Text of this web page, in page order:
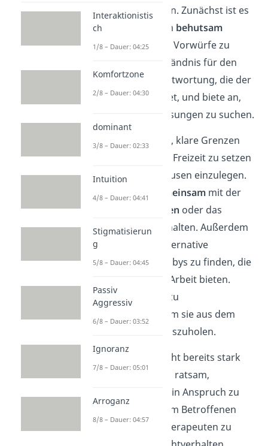
Unterstützung bieten. Zunächst ist es
wichtig, das Problem behutsam
anzusprechen, ohne Vorwürfe zu
machen. Zeige Verständnis für den
Druck und die Verantwortung, die der
Betroffene empfindet, und biete an,
gemeinsam nach Lösungen zu suchen.
Ermutige die Person, klare Grenzen
zwischen Arbeit und Freizeit zu setzen
und regelmäßige Pausen einzulegen.
Du kannst auch
gemeinsammit der
Person
Pause machen oder das
Arbeitshandy ausschalten. Außerdem
kannst du helfen, alternative
Aktivitäten oder Hobbys zu finden, die
einen Ausgleich zur Arbeit bieten.
Begleite die Person zu
Freizeitaktivitäten, um sie aus dem
Arbeitsumfeld herauszuholen.
Wenn die Arbeitssucht bereits stark
ausgeprägt ist, ist es ratsam,
in Anspruch zu
nehmen. Schlage dem Betroffenen
vor, sich an einen Therapeuten zu
Interaktionistis
ch
1/8 – Dauer: 04:25
Komfortzone
2/8 – Dauer: 04:30
dominant
3/8 – Dauer: 02:33
Intuition
4/8 – Dauer: 04:41
Stigmatisierun
g
5/8 – Dauer: 04:45
Passiv
Aggressiv
6/8 – Dauer: 03:52
Ignoranz
7/8 – Dauer: 05:01
Arroganz
8/8 – Dauer: 04:57